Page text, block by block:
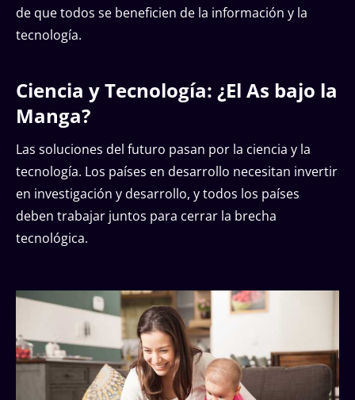
de que todos se beneficien de la información y la
tecnología.
Ciencia y Tecnología: ¿El As bajo la
Manga?
Las soluciones del futuro pasan por la ciencia y la
tecnología. Los países en desarrollo necesitan invertir
en investigación y desarrollo, y todos los países
deben trabajar juntos para cerrar la brecha
tecnológica.